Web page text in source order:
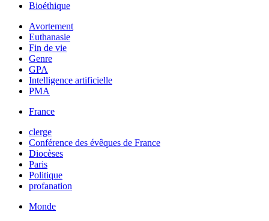
Bioéthique
Avortement
Euthanasie
Fin de vie
Genre
GPA
Intelligence artificielle
PMA
France
clerge
Conférence des évêques de France
Diocèses
Paris
Politique
profanation
Monde